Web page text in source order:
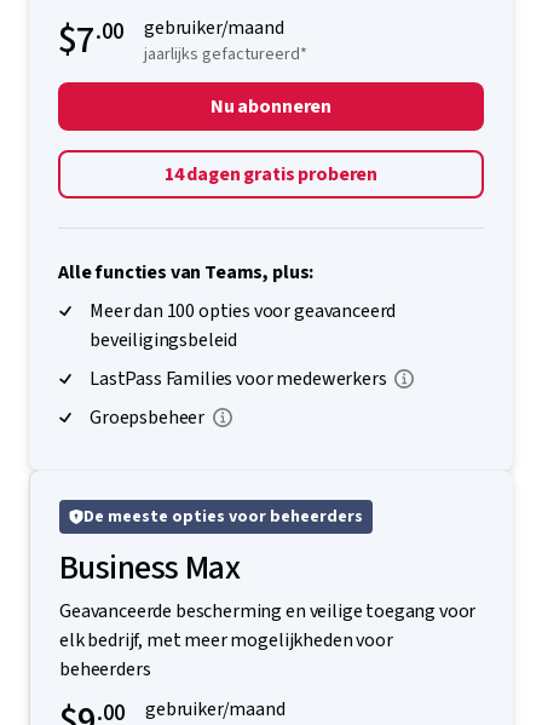
Moeiteloos wachtwoord- en toegangsbeheer voor
het MKB
$7.00 gebruiker/maand
jaarlijks gefactureerd*
Nu abonneren
14 dagen gratis proberen
Alle functies van Teams, plus:
Meer dan 100 opties voor geavanceerd
De meeste opties voor beheerders
Business Max
Geavanceerde bescherming en veilige toegang voor
elk bedrijf, met meer mogelijkheden voor